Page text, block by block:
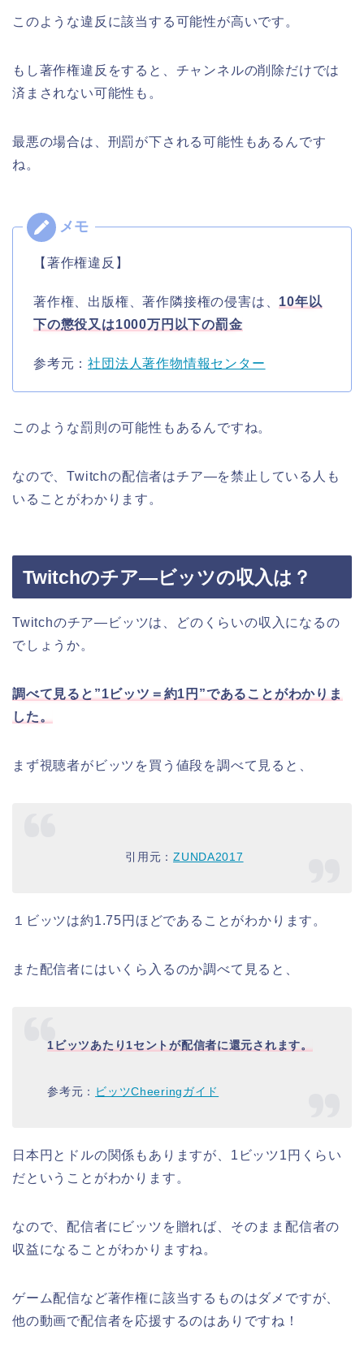
このような違反に該当する可能性が高いです。
もし著作権違反をすると、チャンネルの削除だけでは
済まされない可能性も。
最悪の場合は、刑罰が下される可能性もあるんです
ね。
【著作権違反】
著作権、出版権、著作隣接権の侵害は、 10年以
下の懲役又は1000万円以下の罰金
参考元：社団法人著作物情報センター
このような罰則の可能性もあるんですね。
なので、Twitchの配信者はチア―を禁止している人も
いることがわかります。
Twitchのチア―ビッツの収入は？
Twitchのチア―ビッツは、どのくらいの収入になるの
でしょうか。
調べて見ると”1ビッツ＝約1円”であることがわかりま
した。
まず視聴者がビッツを買う値段を調べて見ると、
引用元：ZUNDA2017
１ビッツは約1.75円ほどであることがわかります。
また配信者にはいくら入るのか調べて見ると、
1ビッツあたり1セントが配信者に還元されます。
参考元： ビッツCheeringガイド
日本円とドルの関係もありますが、1ビッツ1円くらい
だということがわかります。
なので、配信者にビッツを贈れば、そのまま配信者の
収益になることがわかりますね。
ゲーム配信など著作権に該当するものはダメですが、
他の動画で配信者を応援するのはありですね！